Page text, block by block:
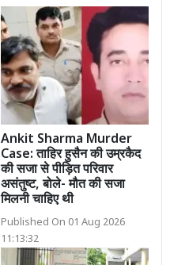
Ankit Sharma Murder
Case: ताहिर हुसैन की उम्रकैद
की सजा से पीड़ित परिवार
असंतुष्ट, बोले- मौत की सजा
मिलनी चाहिए थी
Published On 01 Aug 2026
11:13:32